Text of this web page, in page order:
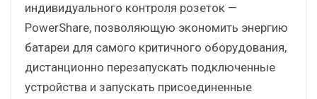
индивидуального контроля розеток —
PowerShare, позволяющую экономить энергию
батареи для самого критичного оборудования,
дистанционно перезапускать подключенные
устройства и запускать присоединенные